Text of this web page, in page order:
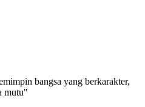
bangsa yang berkarakter,
mutu"